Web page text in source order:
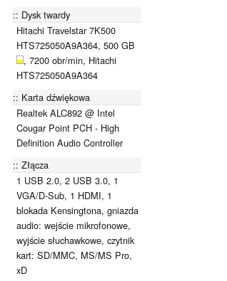
Dysk twardy
Hitachi Travelstar 7K500
HTS725050A9A364, 500 GB
, 7200 obr/min, Hitachi
HTS725050A9A364
Karta dźwiękowa
Realtek ALC892 @ Intel
Cougar Point PCH - High
Definition Audio Controller
Złącza
1 USB 2.0, 2 USB 3.0, 1
VGA/D-Sub, 1 HDMI, 1
blokada Kensingtona, gniazda
audio: wejście mikrofonowe,
wyjście słuchawkowe, czytnik
kart: SD/MMC, MS/MS Pro,
xD